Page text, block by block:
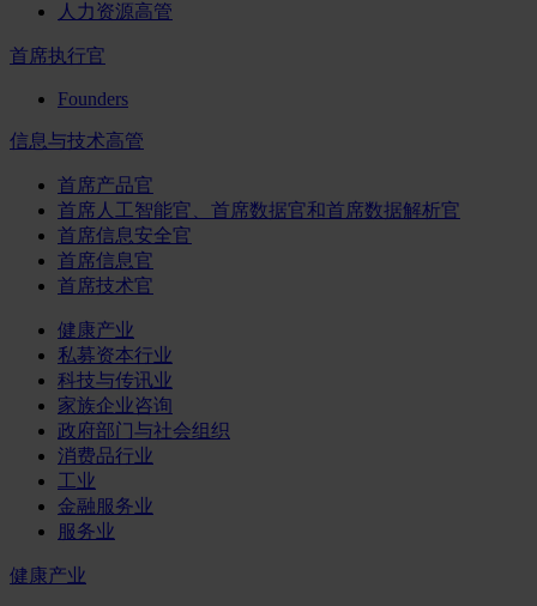
人力资源高管
首席执行官
Founders
信息与技术高管
首席产品官
首席人工智能官、首席数据官和首席数据解析官
首席信息安全官
首席信息官
首席技术官
健康产业
私募资本行业
科技与传讯业
家族企业咨询
政府部门与社会组织
消费品行业
工业
金融服务业
服务业
健康产业